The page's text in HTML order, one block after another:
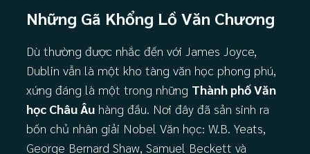
Những Gã Khổng Lồ Văn Chương
Dù thường được nhắc đến với James Joyce,
Dublin vẫn là một kho tàng văn học phong phú,
xứng đáng là một trong những Thành phố Văn
học Châu Âu hàng đầu. Nơi đây đã sản sinh ra
bốn chủ nhân giải Nobel Văn học: W.B. Yeats,
George Bernard Shaw, Samuel Beckett và